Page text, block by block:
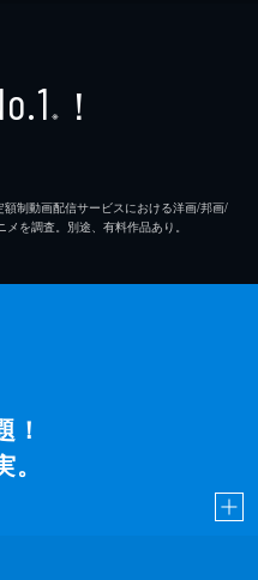
※ ！
制動画配信サービスにおける洋画/邦画/
を調査。別途、有料作品あり。
！